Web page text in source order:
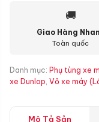
🚚
Giao Hàng
Toàn quốc
Danh mục: Phụ tùng xe
xe Dunlop, Vỏ xe máy
Mô Tả Sản